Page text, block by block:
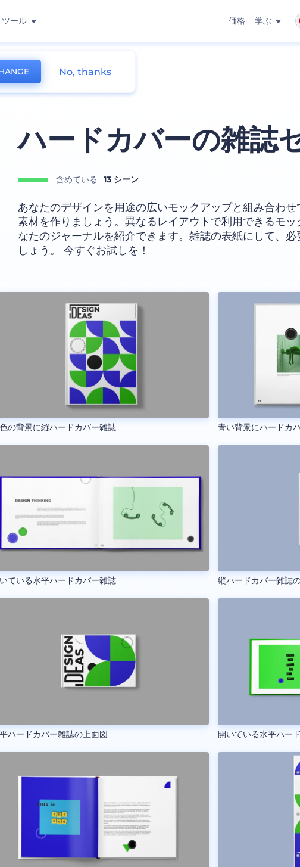
ツール 価格 学ぶ
ハードカバーの雑誌
含めている 13 シーン
あなたのデザインを用途の広いモックアップと組み合わ
素材を作りましょう。異なるレイアウトで利用できるモ
なたのジャーナルを紹介できます。雑誌の表紙にして、
しょう。 今すぐお試しを！
の背景に縦ハードカバー雑誌
ている水平ハードカバー雑誌
ハードカバー雑誌の上面図
青い背景にハードカ
縦ハードカバー雑誌
開いている水平ハー
No, thanks